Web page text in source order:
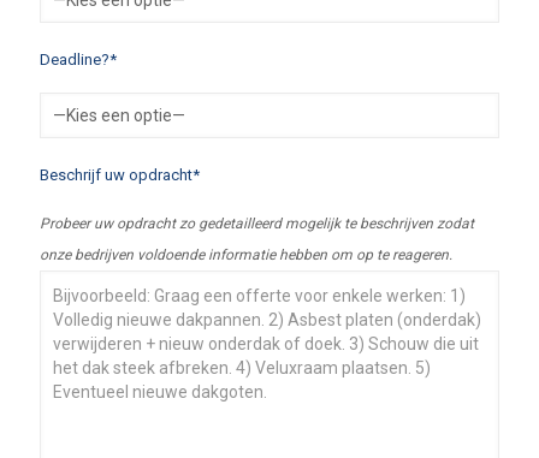
Deadline?*
Beschrijf uw opdracht*
Probeer uw opdracht zo gedetailleerd mogelijk te beschrijven zodat
onze bedrijven voldoende informatie hebben om op te reageren.